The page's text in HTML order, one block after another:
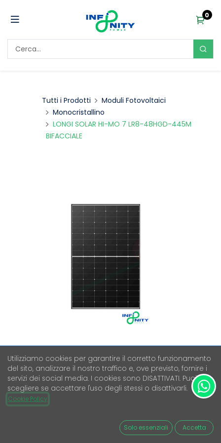
0
Tutti i Prodotti
Moduli Fotovoltaici
Monocristallino
LONGI SOLAR HI-MO 7 LR8-48HGD-445M
BIFACCIALE
LONGI SOLAR HI-MO 7 LR8-
48HGD-445M BIFACCIALE
Utilizziamo cookies per garantire il corretto funzionamento
del sito, analizzare il nostro traffico e, ove previsto, fornire i
servizi dei social media. I cookies sono DISATTIVATI. Puoi
scegliere se accettare l'uso degli stessi o disattivarli.
Cookie Policy
Solo essenziali Accetta